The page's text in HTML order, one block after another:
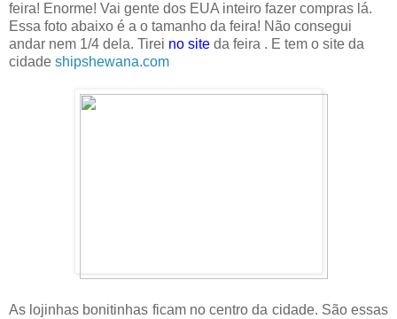
feira! Enorme! Vai gente dos EUA inteiro fazer compras lá.
Essa foto abaixo é a o tamanho da feira! Não consegui
andar nem 1/4 dela. Tirei no site da feira . E tem o site da
cidade shipshewana.com
As lojinhas bonitinhas ficam no centro da cidade. São essas